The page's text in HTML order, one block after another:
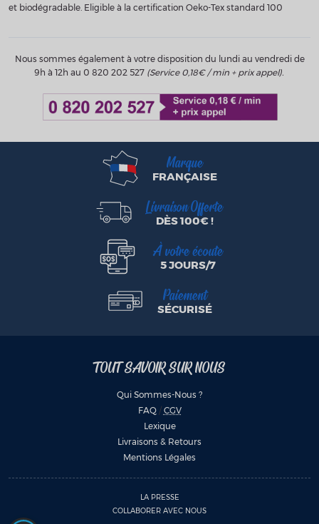
et biodégradable. Eligible à la certification Oeko-Tex standard 100
Nous sommes également à votre disposition du lundi au vendredi de
9h à 12h au 0 820 202 527 (Service 0,18€ / min + prix appel).
Marque
FRANÇAISE
Livraison Offerte
DÈS 100€ !
À votre écoute
5 JOURS/7
Paiement
SÉCURISÉ
TOUT SAVOIR SUR NOUS
Qui Sommes-Nous ?
FAQ/ CGV
Lexique
Livraisons & Retours
Mentions Légales
LA PRESSE
COLLABORER AVEC NOUS